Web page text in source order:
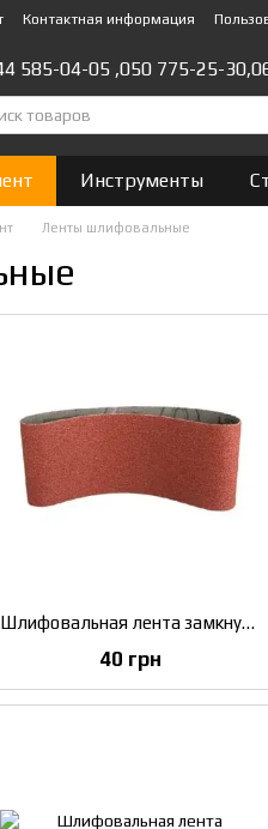
Контактная информация
585-04-05 ,050 775-25-30,
Инструменты
Ленты шлифовальные
Шлифовальная лента замкнутая (75х457) P40 Klingspor LS 307 х (268646)
40 грн